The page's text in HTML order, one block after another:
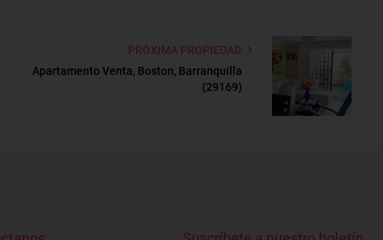
PRÓXIMA PROPIEDAD
Apartamento Venta, Boston, Barranquilla
(29169)